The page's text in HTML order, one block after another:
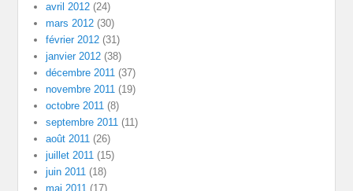
avril 2012 (24)
mars 2012 (30)
février 2012 (31)
janvier 2012 (38)
décembre 2011 (37)
novembre 2011 (19)
octobre 2011 (8)
septembre 2011 (11)
août 2011 (26)
juillet 2011 (15)
juin 2011 (18)
mai 2011 (17)